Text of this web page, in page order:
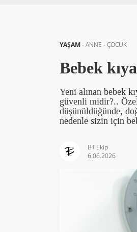
YAŞAM-ANNE - ÇOCUK
Bebek
Yeni alınan bebek
güvenli midir?..
düşünüldüğünde,
nedenle sizin için
BT Ekip
6.06.2026